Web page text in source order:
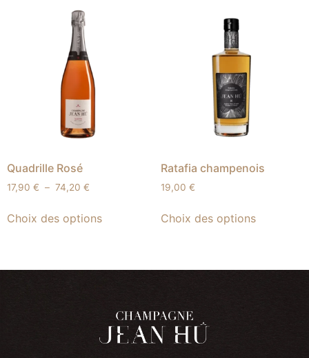
Quadrille Rosé
17,90 € – 74,20 €
Choix des options
Ratafia champenois
19,00 €
Choix des options